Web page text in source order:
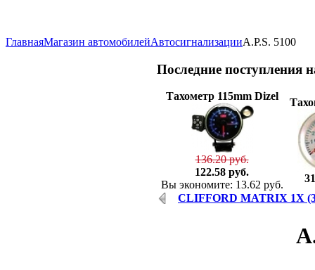
ГлавнаяМагазин автомобилейАвтосигнализацииA.P.S. 5100
Последние поступления
Тахометр 115mm Dizel
136.20 руб.
122.58 руб.
Вы экономите: 13.62 руб.
CLIFFORD MATRIX 1X